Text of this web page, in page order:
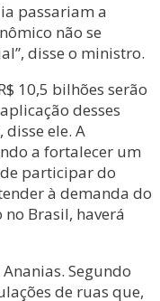
passariam a
não se
disse o ministro.
10,5 bilhões serão
desses
ele. A
a fortalecer um
participar do
à demanda do
Brasil, haverá
Segundo
de ruas que,